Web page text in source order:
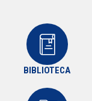
BIBLIOTECA